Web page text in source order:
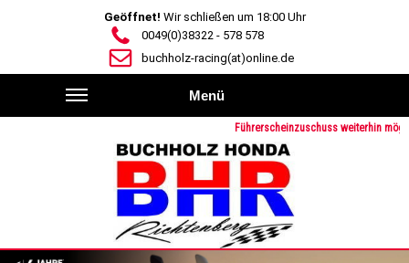
Geöffnet! Wir schließen um 18:00 Uhr
0049(0)38322 - 578 578
buchholz-racing(at)online.de
Menü
Führerscheinzuschuss weiterhin